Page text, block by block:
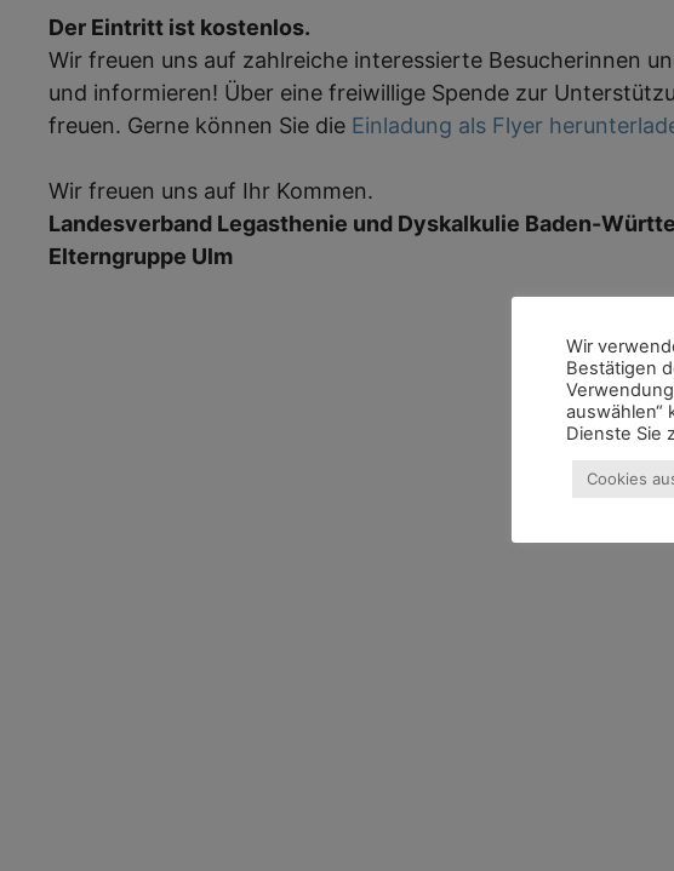
Der Eintritt ist kostenlos.
Wir freuen uns auf zahlreiche interessierte Besucherinnen
und informieren! Über eine freiwillige Spende zur
freuen. Gerne können Sie die Einladung als Flyer
Wir freuen uns auf Ihr Kommen.
Landesverband Legasthenie und Dyskalkulie Baden-
Elterngruppe Ulm
Wir
Bestätigen
auswählen“
Dienste Sie
Cookies